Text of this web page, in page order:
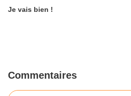
Je vais bien !
Commentaires